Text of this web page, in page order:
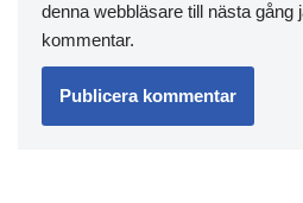
denna webbläsare till nästa gång
kommentar.